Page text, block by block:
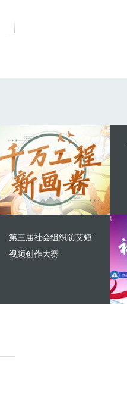
第三届社会组织防艾短
视频创作大赛